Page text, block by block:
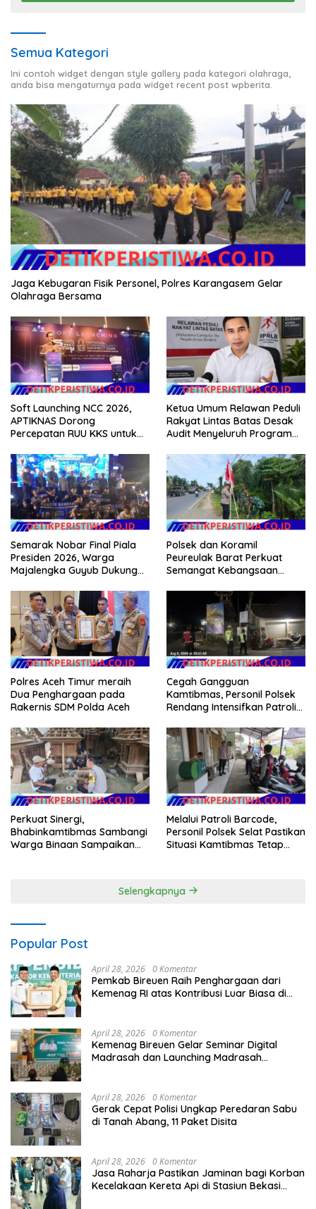
Semua Kategori
Ini contoh widget dengan style gallery pada kategori olahraga,
anda bisa mengaturnya pada widget recent post wpberita.
Jaga Kebugaran Fisik Personel, Polres Karangasem Gelar
Olahraga Bersama
Soft Launching NCC 2026,
APTIKNAS Dorong
Percepatan RUU KKS untuk
Digital Indonesia
Ketua Umum Relawan Peduli
Rakyat Lintas Batas Desak
Audit Menyeluruh Program
Pertanyakan Efektivitas
Kinerja Dinas Pertanian
Semarak Nobar Final Piala
Presiden 2026, Warga
Majalengka Guyub Dukung
Kahayang
Polsek dan Koramil
Peureulak Barat Perkuat
Semangat Kebangsaan
Merah Putih
Polres Aceh Timur meraih
Dua Penghargaan pada
Rakernis SDM Polda Aceh
Cegah Gangguan
Kamtibmas, Personil Polsek
Rendang Intensifkan Patroli
Perkuat Sinergi,
Bhabinkamtibmas Sambangi
Warga Binaan Sampaikan
Melalui Patroli Barcode,
Personil Polsek Selat Pastikan
Situasi Kamtibmas Tetap
Selengkapnya
Popular Post
April 28, 2026 0 Komentar
Pemkab Bireuen Raih Penghargaan dari
Kemenag RI atas Kontribusi Luar Biasa di
April 28, 2026 0 Komentar
Kemenag Bireuen Gelar Seminar Digital
Madrasah dan Launching Madrasah
April 28, 2026 0 Komentar
Gerak Cepat Polisi Ungkap Peredaran Sabu
di Tanah Abang, 11 Paket Disita
April 28, 2026 0 Komentar
Jasa Raharja Pastikan Jaminan bagi Korban
Kecelakaan Kereta Api di Stasiun Bekasi